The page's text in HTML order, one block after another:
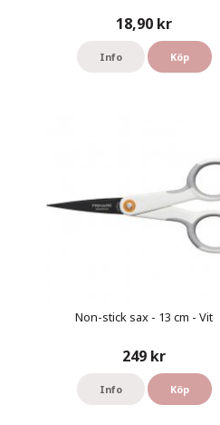
18,90 kr
Info Köp
Non-stick sax - 13 cm - Vit
249 kr
Info Köp